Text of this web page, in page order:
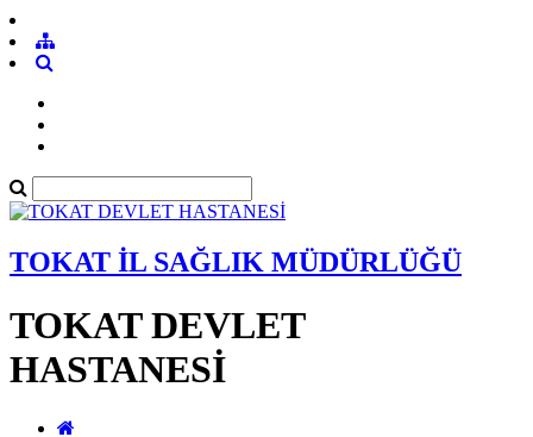
TOKAT İL SAĞLIK MÜDÜRLÜĞÜ
TOKAT DEVLET
HASTANESİ